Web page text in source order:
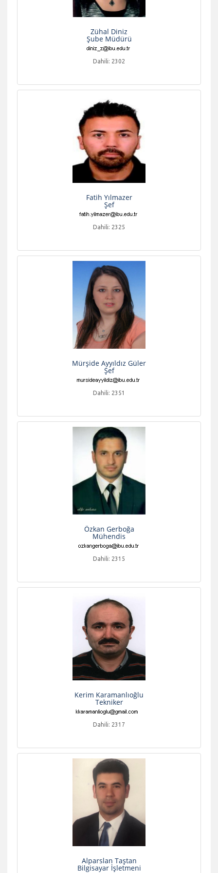
Zühal Diniz
Şube Müdürü
Dahili: 2302
Fatih Yılmazer
Şef
Dahili: 2325
Mürşide Ayyıldız Güler
Şef
Dahili: 2351
Özkan Gerboğa
Mühendis
Dahili: 2315
Kerim Karamanlıoğlu
Tekniker
Dahili: 2317
Alparslan Taştan
Bilgisayar İşletmeni